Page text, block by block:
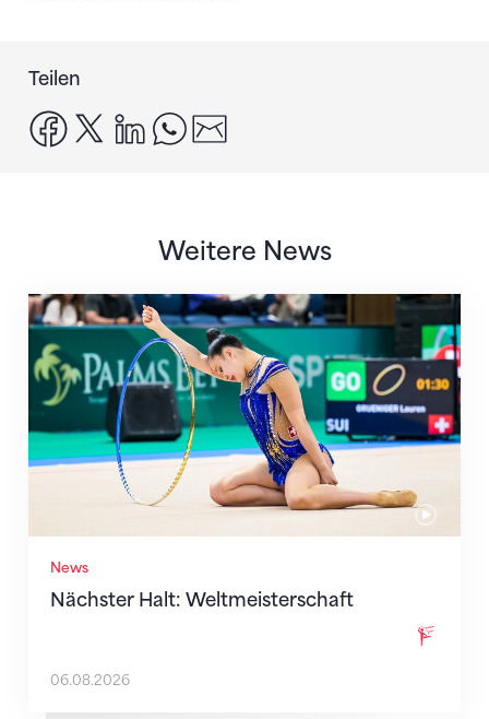
Teilen
facebook
x linkedinwhatsapp
Weitere News
News
Nächster Halt: Weltmeisterschaft
Nächster Halt: Weltmeisterschaft
06.08.2026